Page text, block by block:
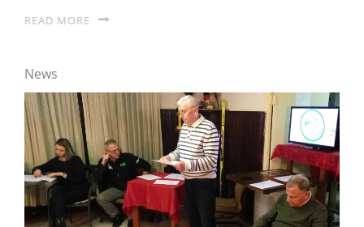
READ MORE
News